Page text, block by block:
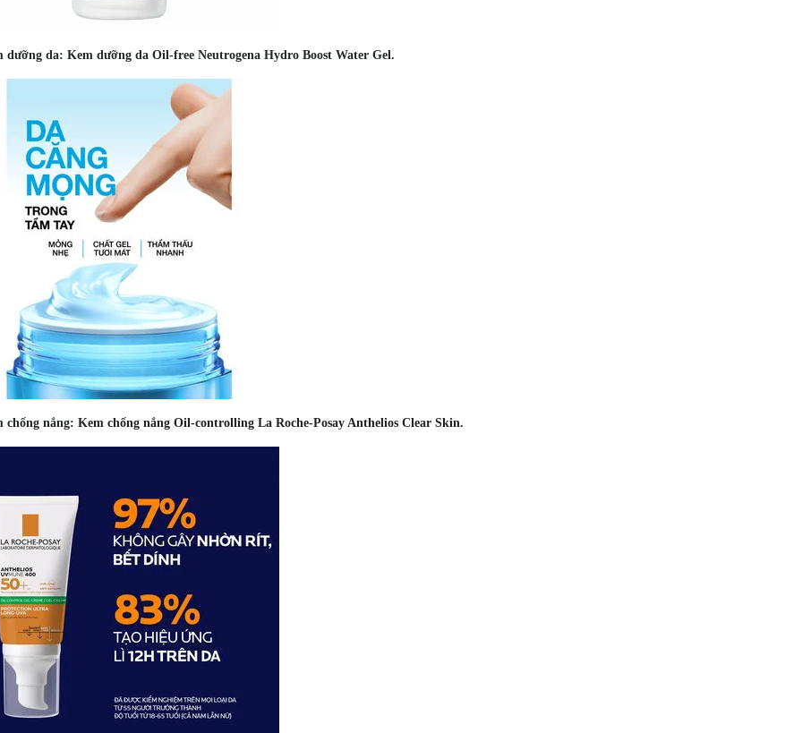
da: Kem dưỡng da Oil-free Neutrogena Hydro Boost Water Gel.
chống nắng: Kem chống nắng Oil-controlling La Roche-Posay Anthelios Clear Skin.